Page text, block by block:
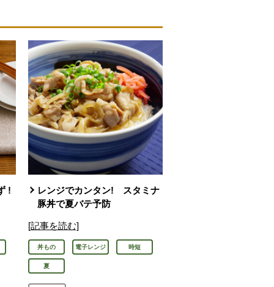
!
レンジでカンタン! スタミナ
豚丼で夏バテ予防
[記事を読む]
丼もの 電子レンジ 時短
夏